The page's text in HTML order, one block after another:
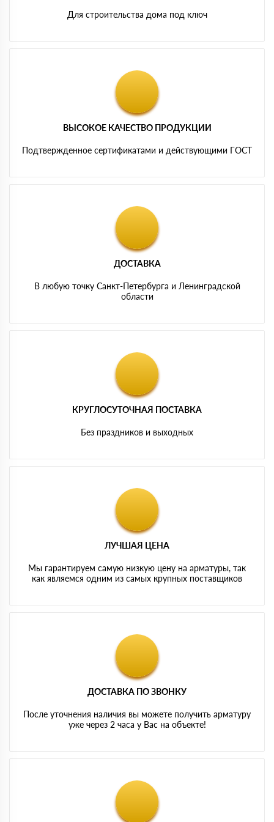
Для строительства дома под ключ
ВЫСОКОЕ КАЧЕСТВО ПРОДУКЦИИ
Подтвержденное сертификатами и действующими ГОСТ
ДОСТАВКА
В любую точку Санкт-Петербурга и Ленинградской
области
КРУГЛОСУТОЧНАЯ ПОСТАВКА
Без праздников и выходных
ЛУЧШАЯ ЦЕНА
Мы гарантируем самую низкую цену на арматуры, так
как являемся одним из самых крупных поставщиков
ДОСТАВКА ПО ЗВОНКУ
После уточнения наличия вы можете получить арматуру
уже через 2 часа у Вас на объекте!